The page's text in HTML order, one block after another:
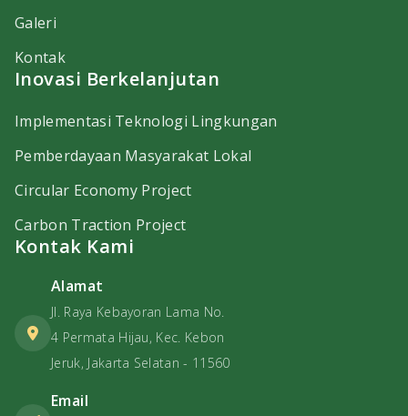
Galeri
Kontak
Inovasi Berkelanjutan
Implementasi Teknologi Lingkungan
Pemberdayaan Masyarakat Lokal
Circular Economy Project
Carbon Traction Project
Kontak Kami
Alamat
Jl. Raya Kebayoran Lama No.
4 Permata Hijau, Kec. Kebon
Jeruk, Jakarta Selatan - 11560
Email